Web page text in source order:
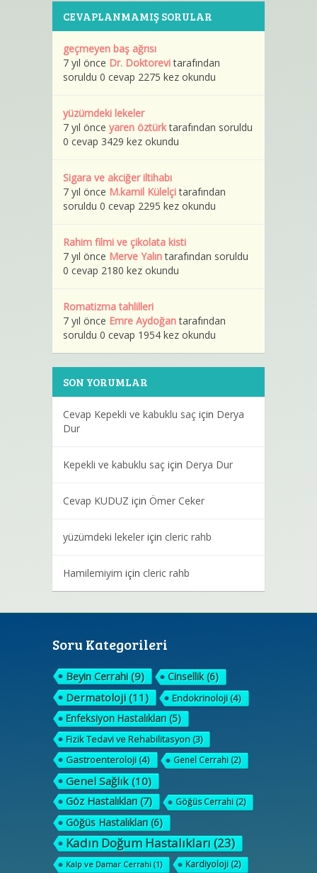
CEVAPLANMAMIŞ SORULAR
geçmeyen baş ağrısı
7 yıl önce Dr. Doktorevitarafından
soruldu 0 cevap 2275 kez okundu
yüzümdeki lekeler
7 yıl önce yaren öztürktarafından soruldu
0 cevap 3429 kez okundu
Sigara ve akciğer iltihabı
7 yıl önce M.kamil Külelçitarafından
soruldu 0 cevap 2295 kez okundu
Rahim filmi ve çikolata kisti
7 yıl önce Merve Yalıntarafından soruldu
0 cevap 2180 kez okundu
Romatizma tahlilleri
7 yıl önce Emre Aydoğantarafından
soruldu 0 cevap 1954 kez okundu
SON YORUMLAR
Cevap Kepekli ve kabuklu saçiçin Derya
Dur
Kepekli ve kabuklu saçiçin Derya Dur
Cevap KUDUZ için Ömer Ceker
yüzümdeki lekeleriçin cleric rahb
Hamilemiyim için cleric rahb
Soru Kategorileri
Beyin Cerrahi(9) Cinsellik(6)
Dermatoloji(11) Endokrinoloji(4)
Enfeksiyon Hastalıkları(5)
Fizik Tedavi ve Rehabilitasyon(3)
Gastroenteroloji(4) Genel Cerrahi(2)
Genel Sağlık(10)
Göz Hastalıkları(7) Göğüs Cerrahi(2)
Göğüs Hastalıkları(6)
Kadın Doğum Hastalıkları(23)
Kalp ve Damar Cerrahi(1) Kardiyoloji(2)